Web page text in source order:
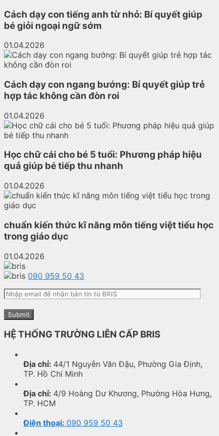
Cách dạy con tiếng anh từ nhỏ: Bí quyết giúp
bé giỏi ngoại ngữ sớm
01.04.2026
Cách dạy con ngang bướng: Bí quyết giúp trẻ
hợp tác không cần đòn roi
01.04.2026
Học chữ cái cho bé 5 tuổi: Phương pháp hiệu
quả giúp bé tiếp thu nhanh
01.04.2026
chuẩn kiến thức kĩ năng môn tiếng việt tiểu học
trong giáo dục
01.04.2026
090 959 50 43
HỆ THỐNG TRƯỜNG LIÊN CẤP BRIS
Địa chỉ: 44/1 Nguyễn Văn Đậu, Phường Gia Định,
TP. Hồ Chí Minh
Địa chỉ: 4/9 Hoàng Dư Khương, Phường Hòa Hưng,
TP. HCM
Điện thoại: 090 959 50 43